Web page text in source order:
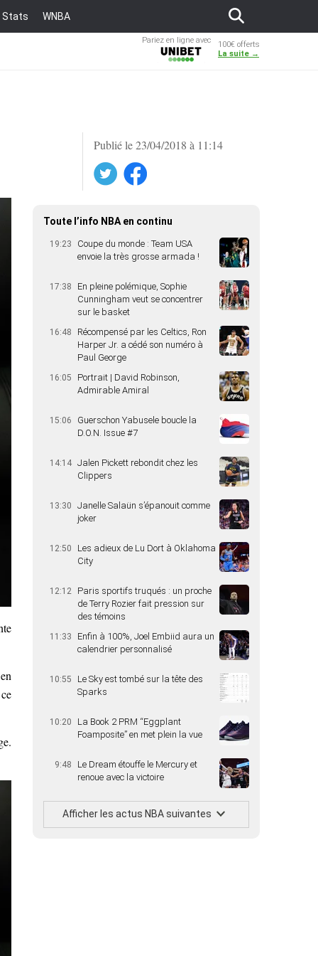
Stats WNBA
Pariez en ligne avec
100€ offerts
La suite →
Publié le 23/04/2018 à 11:14
Facebook
Toute l’info NBA en continu
19:23
Coupe du monde : Team USA
envoie la très grosse armada !
17:38
En pleine polémique, Sophie
Cunningham veut se concentrer
sur le basket
16:48
Récompensé par les Celtics, Ron
Harper Jr. a cédé son numéro à
Paul George
16:05
Portrait | David Robinson,
Admirable Amiral
15:06
Guerschon Yabusele boucle la
D.O.N. Issue #7
14:14 Jalen Pickett rebondit chez les
Clippers
13:30
Janelle Salaün s’épanouit comme
joker
12:50
Les adieux de Lu Dort à Oklahoma
City
12:12
Paris sportifs truqués : un proche
de Terry Rozier fait pression sur
des témoins
11:33
Enfin à 100%, Joel Embiid aura un
calendrier personnalisé
10:55
Le Sky est tombé sur la tête des
Sparks
10:20
La Book 2 PRM “Eggplant
Foamposite” en met plein la vue
9:48
Le Dream étouffe le Mercury et
renoue avec la victoire
Afficher les actus NBA suivantes